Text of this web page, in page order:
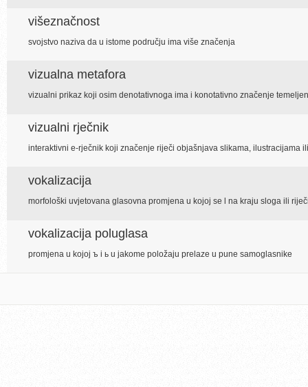
višeznačnost
svojstvo naziva da u istome području ima više značenja
vizualna metafora
vizualni prikaz koji osim denotativnoga ima i konotativno značenje
vizualni rječnik
interaktivni e-rječnik koji značenje riječi objašnjava slikama, ilustracijama
vokalizacija
morfološki uvjetovana glasovna promjena u kojoj se l na kraju sloga ili
vokalizacija poluglasa
promjena u kojoj ъ i ь u jakome položaju prelaze u pune samoglasnike